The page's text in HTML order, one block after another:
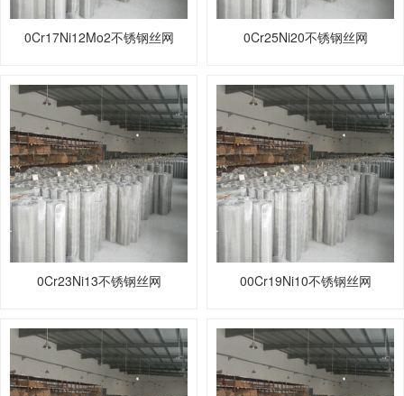
0Cr17Ni12Mo2不锈钢丝网 0Cr25Ni20不锈钢丝网
0Cr23Ni13不锈钢丝网 00Cr19Ni10不锈钢丝网